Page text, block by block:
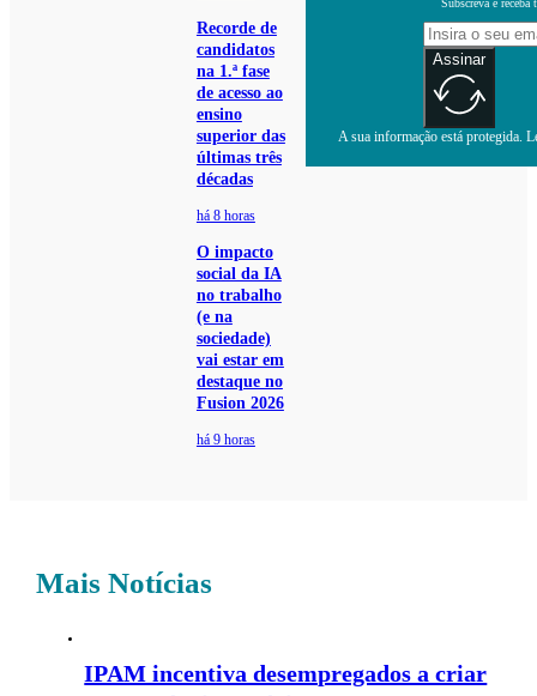
Recorde de
candidatos
na 1.ª fase
de acesso ao
ensino
superior das
últimas três
décadas
há 8 horas
O impacto
social da IA
no trabalho
(e na
sociedade)
vai estar em
destaque no
Fusion 2026
há 9 horas
Assinar
A sua informação está protegida.
Mais Notícias
IPAM incentiva desempregados a criar